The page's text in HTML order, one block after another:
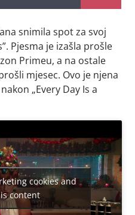
snimila spot za svoj
Pjesma je izašla prošle
Primeu, a na ostale
mjesec. Ovo je njena
„Every Day Is a
cookies and
content